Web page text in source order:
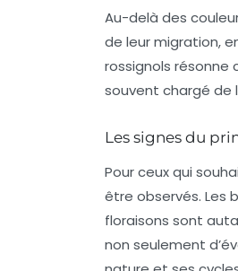
Au-delà des
de leur migration,
rossignols résonne
souvent chargé de
Les signes du
Pour ceux qui
être observés. Les
floraisons sont
non seulement